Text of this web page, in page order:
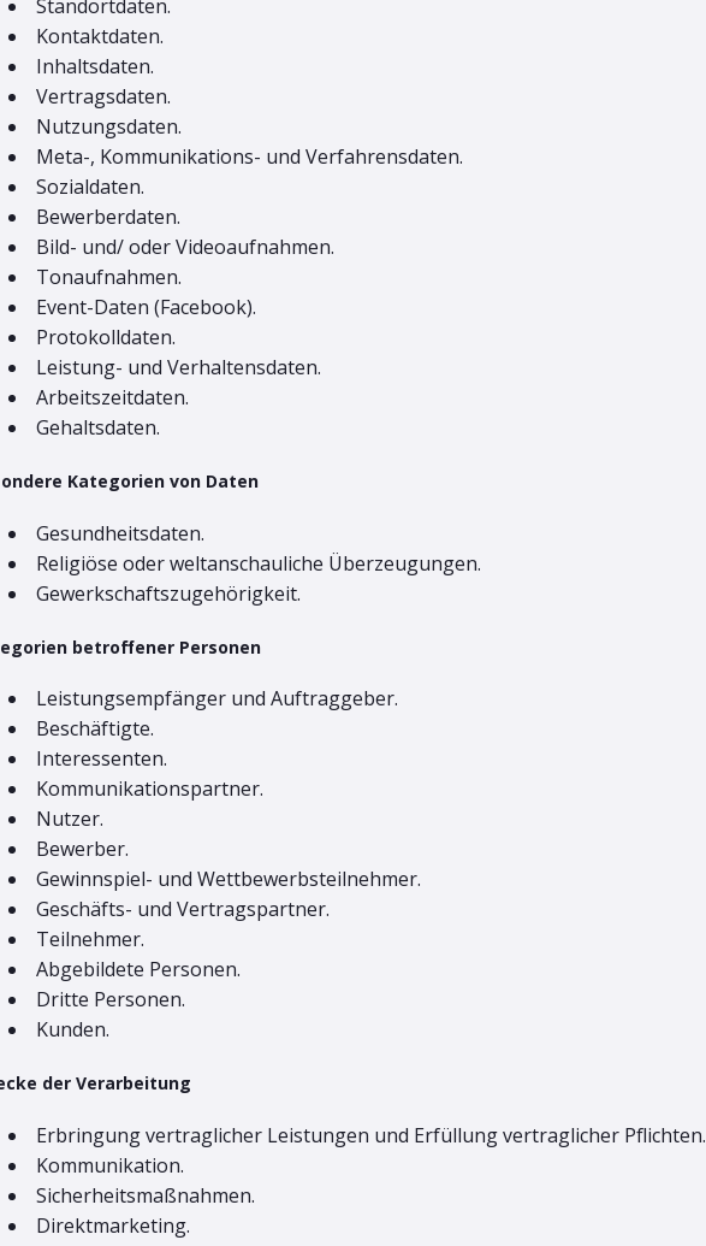
Standortdaten.
Kontaktdaten.
Inhaltsdaten.
Vertragsdaten.
Nutzungsdaten.
Meta-, Kommunikations- und Verfahrensdaten.
Sozialdaten.
Bewerberdaten.
Bild- und/ oder Videoaufnahmen.
Tonaufnahmen.
Event-Daten (Facebook).
Protokolldaten.
Leistung- und Verhaltensdaten.
Arbeitszeitdaten.
Gehaltsdaten.
Kategorien von Daten
Gesundheitsdaten.
Religiöse oder weltanschauliche Überzeugungen.
Gewerkschaftszugehörigkeit.
betroffener Personen
Leistungsempfänger und Auftraggeber.
Beschäftigte.
Interessenten.
Kommunikationspartner.
Nutzer.
Bewerber.
Gewinnspiel- und Wettbewerbsteilnehmer.
Geschäfts- und Vertragspartner.
Teilnehmer.
Abgebildete Personen.
Dritte Personen.
Kunden.
der Verarbeitung
Erbringung vertraglicher Leistungen und Erfüllung vertraglicher Pflichten.
Kommunikation.
Sicherheitsmaßnahmen.
Direktmarketing.